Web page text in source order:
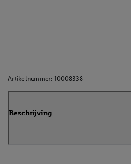
Artikelnummer: 10008338
Beschrijving